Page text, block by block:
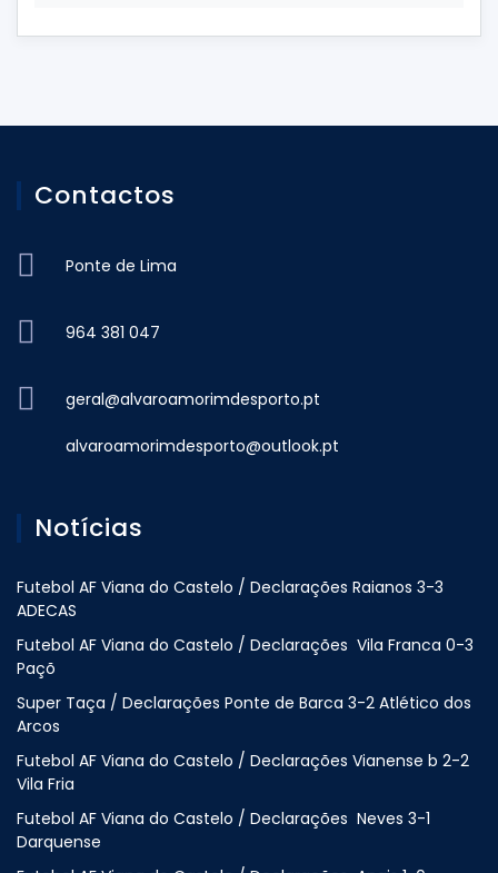
Contactos
Ponte de Lima
964 381 047
geral@alvaroamorimdesporto.pt
alvaroamorimdesporto@outlook.pt
Notícias
Futebol AF Viana do Castelo / Declarações Raianos 3-3
ADECAS
Futebol AF Viana do Castelo / Declarações Vila Franca 0-3
Paçõ
Super Taça / Declarações Ponte de Barca 3-2 Atlético dos
Arcos
Futebol AF Viana do Castelo / Declarações Vianense b 2-2
Vila Fria
Futebol AF Viana do Castelo / Declarações Neves 3-1
Darquense